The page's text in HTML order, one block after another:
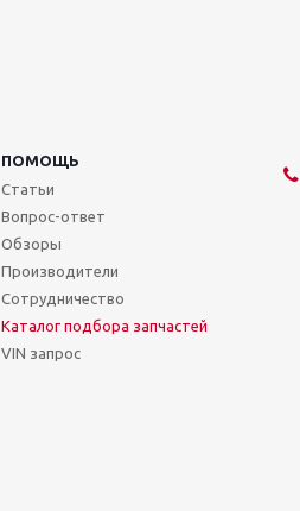
ПОМОЩЬ
Статьи
Вопрос-ответ
Обзоры
Производители
Сотрудничество
Каталог подбора запчастей
VIN запрос